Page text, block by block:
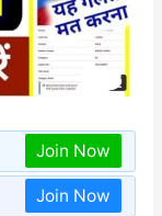
Join Now
Join Now